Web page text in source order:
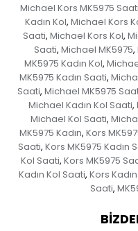
Michael Kors MK5975 Saati
Kadın Kol, Michael Kors
Saati, Michael Kors Kol,
Saati, Michael MK5975,
MK5975 Kadın Kol,
MK5975 Kadın Saati,
Saati, Michael MK5975
Michael Kadın Kol Saati,
Michael Kol Saati,
MK5975 Kadın, Kors
Saati, Kors MK5975 Kadın
Kol Saati, Kors MK5975
Kadın Kol Saati, Kors
Saati,